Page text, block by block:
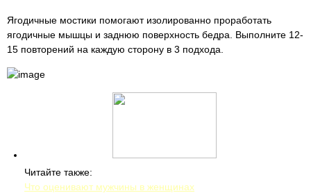
Ягодичные мостики помогают изолированно проработать
ягодичные мышцы и заднюю поверхность бедра. Выполните 12-
15 повторений на каждую сторону в 3 подхода.
Читайте также:
Что оценивают мужчины в женщинах